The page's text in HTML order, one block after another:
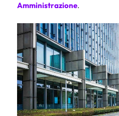
Amministrazione.